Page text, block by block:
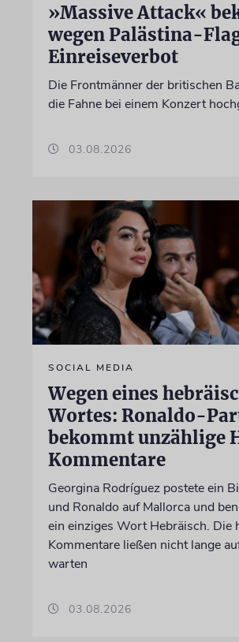
»Massive Attack«
wegen Palästina-
Einreiseverbot
Die Frontmänner der britischen
die Fahne bei einem Konzert
03.08.2026
SOCIAL MEDIA
Wegen eines
Wortes: Ronaldo-
bekommt unzählige
Kommentare
Georgina Rodríguez postete ein
und Ronaldo auf Mallorca und
ein einziges Wort Hebräisch. Die
Kommentare ließen nicht lange
warten
03.08.2026